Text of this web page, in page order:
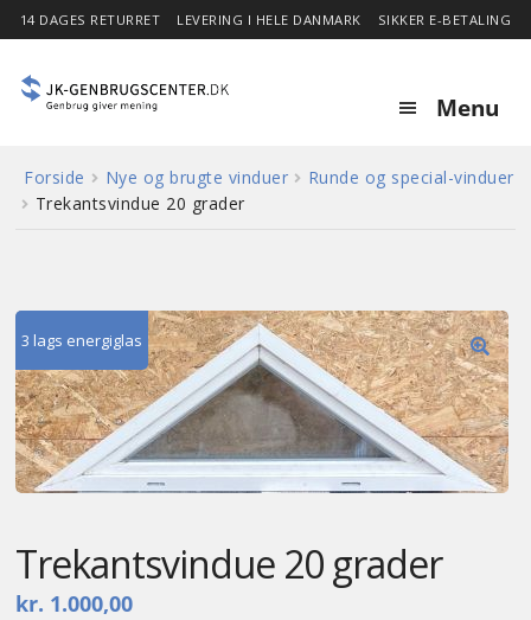
14 DAGES RETURRET LEVERING I HELE DANMARK SIKKER E-BETALING
Menu
Forside
menu
Stor besparelse
Nyheder
Om
Kontakt
Forside Nye og brugte vinduer
Runde og special-vinduer
Trekantsvindue 20 grader
🔍
3 lags energiglas
Trekantsvindue 20 grader
kr. 1.000,00